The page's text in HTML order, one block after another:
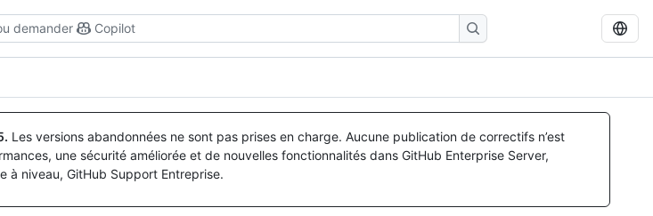
demander Copilot
. Les versions abandonnées ne sont pas prises en charge. Aucune publication de correctifs n’est
une sécurité améliorée et de nouvelles fonctionnalités dans GitHub Enterprise Server,
à niveau, GitHub Support Entreprise.